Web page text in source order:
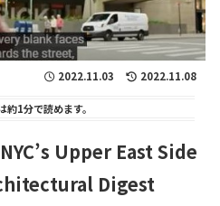
2022.11.03 2022.11.08
約1分で読めます。
Upper East Side
Digest